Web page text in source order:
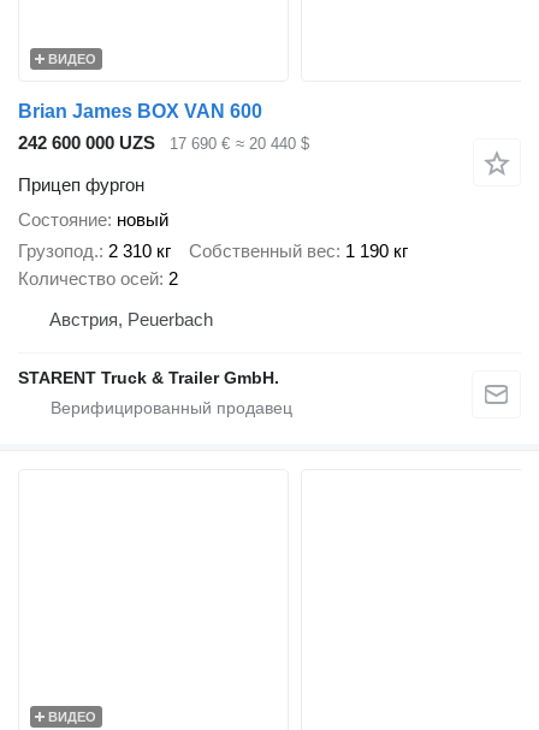
ВИДЕО
Brian James BOX VAN 600
242 600 000 UZS
17 690 € ≈ 20 440 $
Прицеп фургон
Состояние новый
Грузопод. 2 310 кг Собственный вес 1 190 кг
Количество осей 2
Австрия, Peuerbach
STARENT Truck & Trailer GmbH.
ВИДЕО